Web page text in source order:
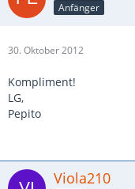
Anfänger
30. Oktober 2012
Kompliment!
LG,
Pepito
Viola210